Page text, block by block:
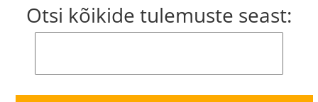
Otsi kõikide tulemuste seast: